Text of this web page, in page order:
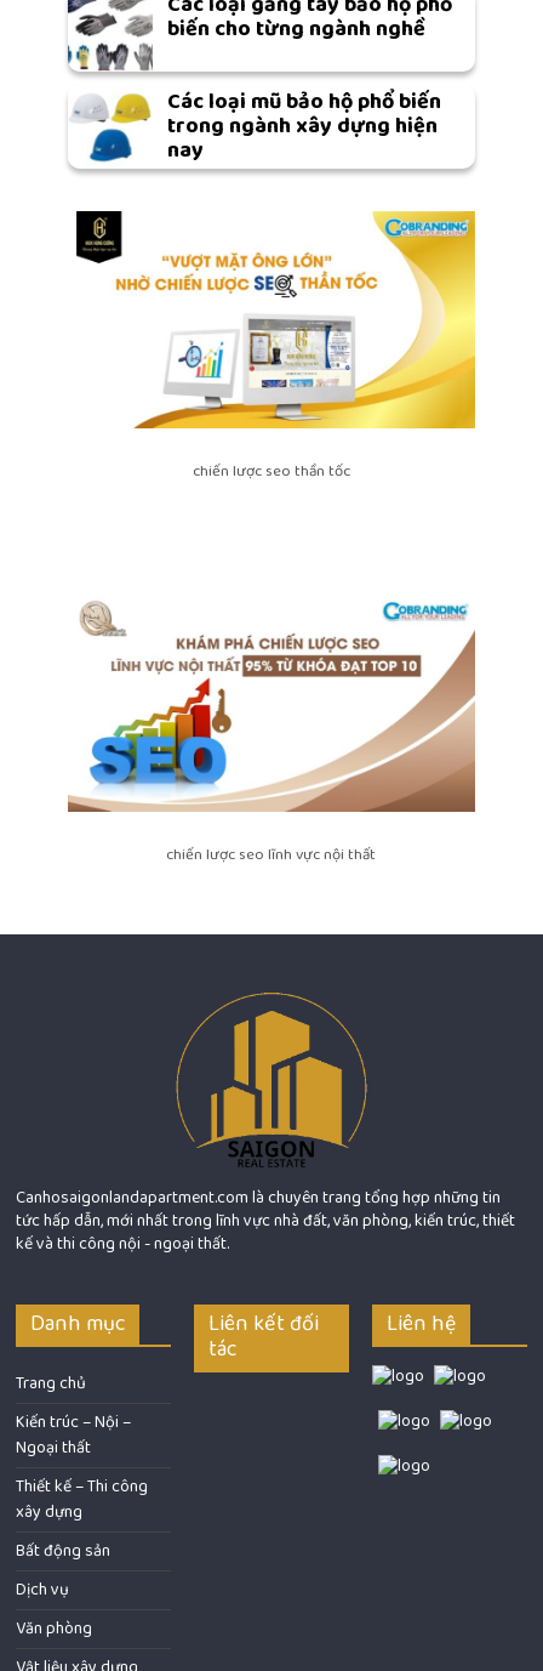
biến cho từng ngành nghề
Các loại mũ bảo hộ phổ biến
trong ngành xây dựng hiện
nay
chiến lược seo thần tốc
chiến lược seo lĩnh vực nội thất
Canhosaigonlandapartment.com là chuyên trang tổng hợp những tin
tức hấp dẫn, mới nhất trong lĩnh vực nhà đất, văn phòng, kiến trúc, thiết
kế và thi công nội - ngoại thất.
Danh mục
Trang chủ
Kiến trúc – Nội –
Ngoại thất
Thiết kế – Thi công
xây dựng
Bất động sản
Dịch vụ
Văn phòng
Liên kết đối
tác
Liên hệ